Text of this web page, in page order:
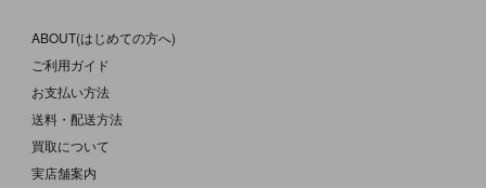
ABOUT(はじめての方へ)
ご利用ガイド
お支払い方法
送料・配送方法
買取について
実店舗案内